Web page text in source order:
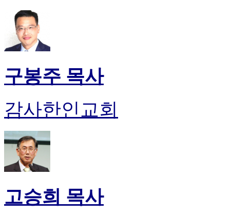
구봉주 목사
감사한인교회
고승희 목사